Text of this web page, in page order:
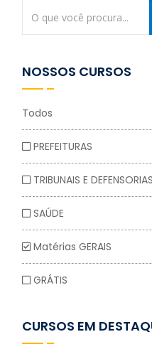
NOSSOS CURSOS
Todos
PREFEITURAS
TRIBUNAIS E DEFENSORIAS
SAÚDE
Matérias GERAIS
GRÁTIS
CURSOS EM